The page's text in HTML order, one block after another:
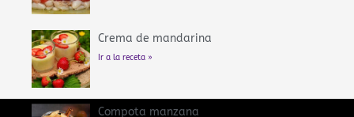
Crema de mandarina
Ir a la receta »
Compota manzana